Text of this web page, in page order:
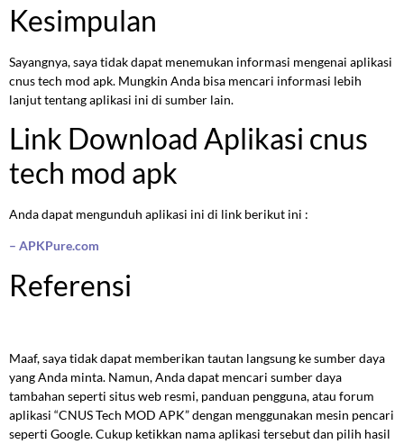
Kesimpulan
Sayangnya, saya tidak dapat menemukan informasi mengenai aplikasi
cnus tech mod apk. Mungkin Anda bisa mencari informasi lebih
lanjut tentang aplikasi ini di sumber lain.
Link Download Aplikasi cnus
tech mod apk
Anda dapat mengunduh aplikasi ini di link berikut ini :
– APKPure.com
Referensi
Maaf, saya tidak dapat memberikan tautan langsung ke sumber daya
yang Anda minta. Namun, Anda dapat mencari sumber daya
tambahan seperti situs web resmi, panduan pengguna, atau forum
aplikasi “CNUS Tech MOD APK” dengan menggunakan mesin pencari
seperti Google. Cukup ketikkan nama aplikasi tersebut dan pilih hasil